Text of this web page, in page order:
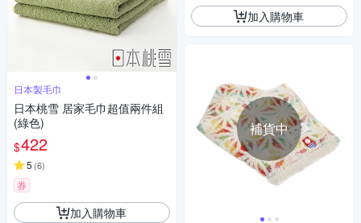
日本製毛巾
日本桃雪 居家毛巾超值兩件組
(綠色)
$422
5 (6)
券
加入購物車
加入購物車
補貨中